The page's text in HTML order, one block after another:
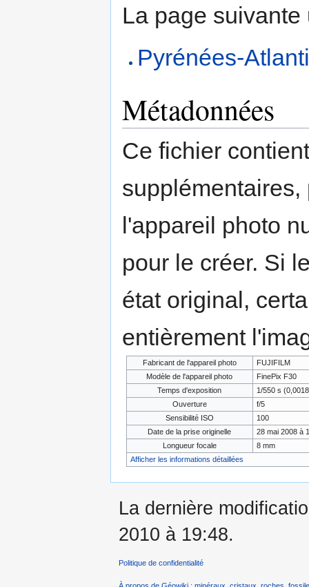
La page
Pyrénées-
Métadonnées
Ce fichier
l'appareil photo
pour le créer. Si
état original,
entièrement
Fabricant de l'appareil photo
FUJIFILM
Modèle de l'appareil photo
FinePix F30
Temps d'exposition
1/550 s
Ouverture
f/5
Sensibilité ISO
100
Date de la prise originelle
28 mai 2008 à
Longueur focale
8 mm
Afficher les informations détaillées
La dernière
2010 à 19:48.
Politique de confidentialité